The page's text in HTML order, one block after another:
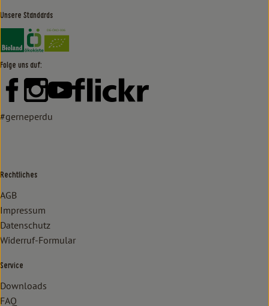
Unsere Standards
Externer Link zu https://www.bioland.de/verbraucher
Externer Link zu https://www.oekokiste.de/
Folge uns auf:
Externer Link zu https://www.facebook.com/lammertzhof/
Externer Link zu https://www.instagram.com/
Externer Link zu https://www.youtube.com/
Externer Link zu https://
#gerneperdu
Rechtliches
AGB
Impressum
Datenschutz
Widerruf-Formular
Service
Downloads
FAQ